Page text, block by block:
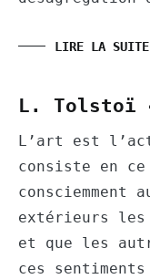
LIRE LA SUITE
L. Tolstoï
L’art est
consiste en ce
consciemment
extérieurs les
et que les
ces